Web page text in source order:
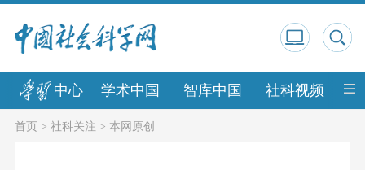
中心 学术中国 智库中国 社科视频 中
首页> 社科关注 > 本网原创